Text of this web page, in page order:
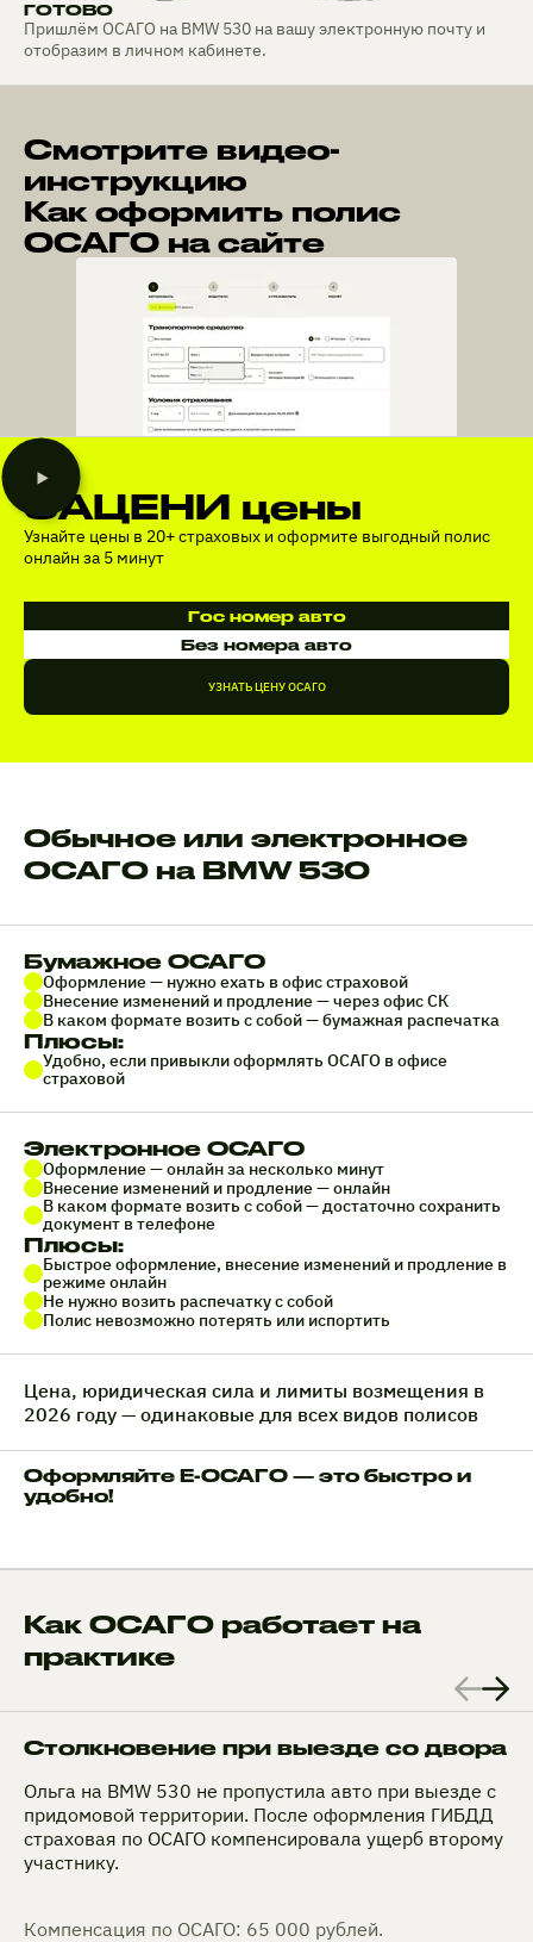
ГОТОВО
Пришлём ОСАГО на BMW 530 на вашу электронную почту и
отобразим в личном кабинете.
Смотрите видео-
инструкцию
Как оформить полис
ОСАГО на сайте
ЗАЦЕНИ цены
Узнайте цены в 20+ страховых и оформите выгодный полис
онлайн за 5 минут
Гос номер авто
Без номера авто
УЗНАТЬ ЦЕНУ ОСАГО
Обычное или электронное
ОСАГО на BMW 530
Бумажное ОСАГО
Оформление — нужно ехать в офис страховой
Внесение изменений и продление — через офис СК
В каком формате возить с собой — бумажная распечатка
Плюсы:
Удобно, если привыкли оформлять ОСАГО в офисе
страховой
Электронное ОСАГО
Оформление — онлайн за несколько минут
Внесение изменений и продление — онлайн
В каком формате возить с собой — достаточно сохранить
документ в телефоне
Плюсы:
Быстрое оформление, внесение изменений и продление в
режиме онлайн
Не нужно возить распечатку с собой
Полис невозможно потерять или испортить
Цена, юридическая сила и лимиты возмещения в
2026 году — одинаковые для всех видов полисов
Оформляйте Е-ОСАГО — это быстро и
удобно!
Как ОСАГО работает на
практике
Столкновение при выезде со двора
Ольга на BMW 530 не пропустила авто при выезде с
придомовой территории. После оформления ГИБДД
страховая по ОСАГО компенсировала ущерб второму
участнику.
Компенсация по ОСАГО: 65 000 рублей.